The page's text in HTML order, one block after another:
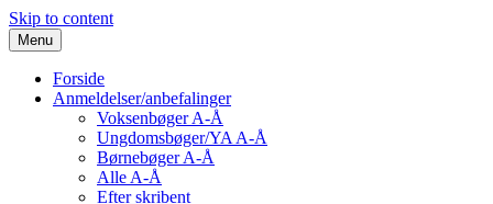
Skip to content
Menu
Forside
Anmeldelser/anbefalinger
Voksenbøger A-Å
Ungdomsbøger/YA A-Å
Børnebøger A-Å
Alle A-Å
Efter skribent